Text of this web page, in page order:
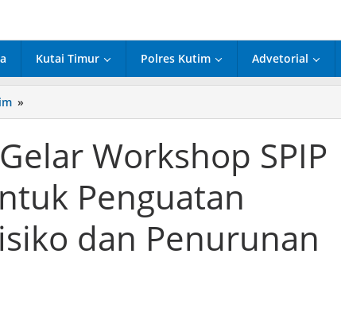
Kutai Timur Polres Kutim Advetorial
»
Kutim
Workshop
SPIP
Terintegrasi
untuk
Manajemen
Risiko
Workshop SPIP
Penguatan
dan Penurunan